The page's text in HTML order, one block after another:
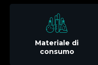
Materiale di
consumo